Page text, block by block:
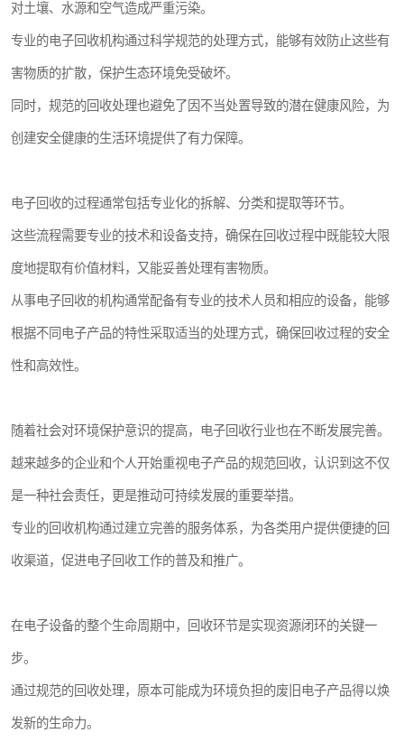
对土壤、水源和空气造成严重污染。
专业的电子回收机构通过科学规范的处理方式，能够有效防止这些有
害物质的扩散，保护生态环境免受破坏。
同时，规范的回收处理也避免了因不当处置导致的潜在健康风险，为
创建安全健康的生活环境提供了有力保障。
电子回收的过程通常包括专业化的拆解、分类和提取等环节。
这些流程需要专业的技术和设备支持，确保在回收过程中既能较大限
度地提取有价值材料，又能妥善处理有害物质。
从事电子回收的机构通常配备有专业的技术人员和相应的设备，能够
根据不同电子产品的特性采取适当的处理方式，确保回收过程的安全
性和高效性。
随着社会对环境保护意识的提高，电子回收行业也在不断发展完善。
越来越多的企业和个人开始重视电子产品的规范回收，认识到这不仅
是一种社会责任，更是推动可持续发展的重要举措。
专业的回收机构通过建立完善的服务体系，为各类用户提供便捷的回
收渠道，促进电子回收工作的普及和推广。
在电子设备的整个生命周期中，回收环节是实现资源闭环的关键一
步。
通过规范的回收处理，原本可能成为环境负担的废旧电子产品得以焕
发新的生命力。